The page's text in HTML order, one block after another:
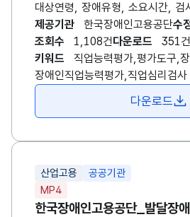
대상연령, 장애유형, 소요시간, 검
제공 * 온라인 직업심리검사: 오프
형태로만 실시하던 검사를 시간과
활용할 수 있도록 온라인 형태로
공단에서 개발한 직업심리검사 중
검사를 실시하고 결과를 확인할 수
온라인화 하였습니다. 검사 리스트
취업준비체크리스트/직업기능스
장애청소년 진로성숙도검사/장애
직업역량검사
제공기관 한국장애인고용공단수
조회수
1,108건다운로드
351건
키워드
직업능력평가,평가도구,
장애인직업능력평가,직업심리검사
다운로드
산업고용
공공기관
MP4
한국장애인고용공단_발달장